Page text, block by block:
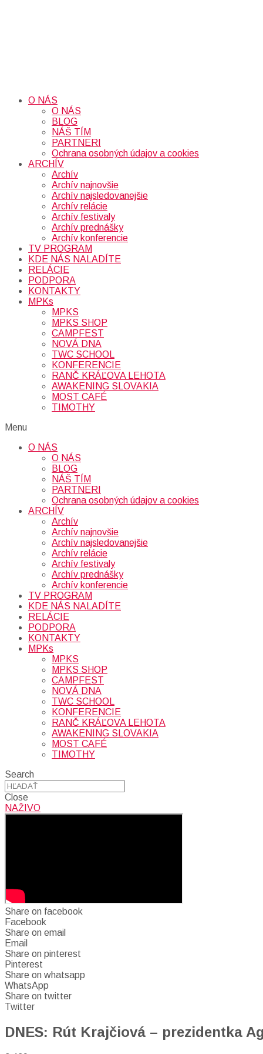
O NÁS
O NÁS
BLOG
NÁŠ TÍM
PARTNERI
Ochrana osobných údajov a cookies
ARCHÍV
Archív
Archív najnovšie
Archív najsledovanejšie
Archív relácie
Archív festivaly
Archív prednášky
Archív konferencie
TV PROGRAM
KDE NÁS NALADÍTE
RELÁCIE
PODPORA
KONTAKTY
MPKs
MPKS
MPKS SHOP
CAMPFEST
NOVÁ DNA
TWC SCHOOL
KONFERENCIE
RANČ KRÁĽOVA LEHOTA
AWAKENING SLOVAKIA
MOST CAFÉ
TIMOTHY
Menu
O NÁS
O NÁS
BLOG
NÁŠ TÍM
PARTNERI
Ochrana osobných údajov a cookies
ARCHÍV
Archív
Archív najnovšie
Archív najsledovanejšie
Archív relácie
Archív festivaly
Archív prednášky
Archív konferencie
TV PROGRAM
KDE NÁS NALADÍTE
RELÁCIE
PODPORA
KONTAKTY
MPKs
MPKS
MPKS SHOP
CAMPFEST
NOVÁ DNA
TWC SCHOOL
KONFERENCIE
RANČ KRÁĽOVA LEHOTA
AWAKENING SLOVAKIA
MOST CAFÉ
TIMOTHY
Search
Close
NAŽIVO
Share on facebook
Facebook
Share on email
Email
Share on pinterest
Pinterest
Share on whatsapp
WhatsApp
Share on twitter
Twitter
DNES: Rút Krajčiová – prezidentka